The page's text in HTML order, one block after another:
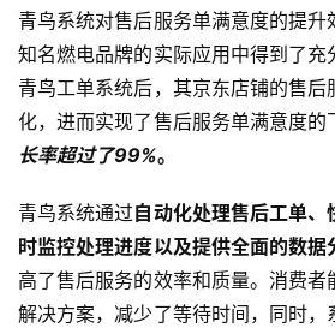
青鸟系统对售后服务单满意度的提
知名燃电品牌的实际应用中得到了
青鸟工单系统后，其京东店铺的售
化，进而实现了售后服务单满意度的
长率超过了99%。
青鸟系统通过自动化处理售后工单
时监控处理进度以及提供全面的数据
高了售后服务的效率和质量。消费者
解决方案，减少了等待时间，同时